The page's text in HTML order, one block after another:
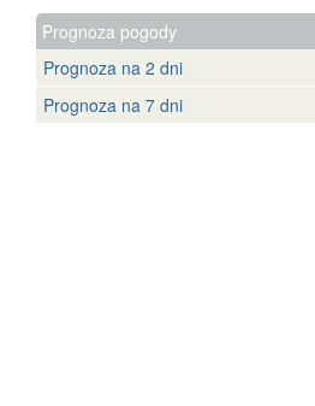
Prognoza pogody
Prognoza na 2 dni
Prognoza na 7 dni